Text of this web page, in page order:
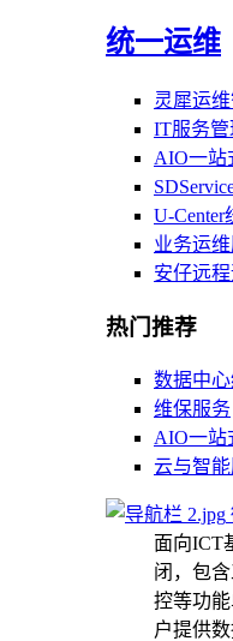
统一运维
灵犀运
IT服务管
AIO一站
U-
业务运
安仔远
热门推荐
数据中
维保服务
AIO一站
云与智
面向ICT
闭，包
控等功
户提供